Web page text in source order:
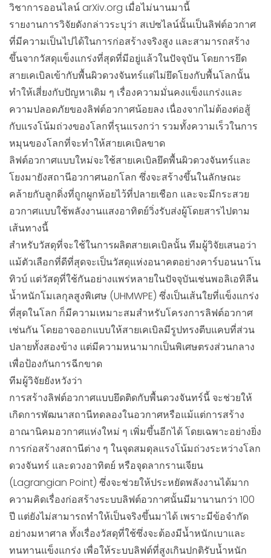
วิชาการออนไลน์ arXiv.org เมื่อไม่นานมานี้
รายงานการวิจัยดังกล่าวระบุว่า สเปซไลน์นั้นเป็นลิฟต์อวกาศ
ที่มีความเป็นไปได้ในการก่อสร้างจริงสูง และสามารถสร้าง
ขึ้นจากวัสดุแข็งแกร่งที่สุดที่มีอยู่แล้วในปัจจุบัน โดยการยึด
สายเคเบิลเข้ากับพื้นผิวดวงจันทร์แต่ไม่ยึดโยงกับพื้นโลกนั้น
ทำให้เสี่ยงกับปัญหาเดิม ๆ เรื่องความมั่นคงแข็งแกร่งและ
ความปลอดภัยของลิฟต์อวกาศน้อยลง เนื่องจากไม่ต้องต่อสู้
กับแรงโน้มถ่วงของโลกที่รุนแรงกว่า รวมทั้งความเร็วในการ
หมุนของโลกที่จะทำให้สายเคเบิลขาด
ลิฟต์อวกาศแบบใหม่จะใช้สายเคเบิลยึดพื้นผิวดวงจันทร์และ
โยงมายังสถานีอวกาศนอกโลก ซึ่งจะสร้างขึ้นในลักษณะ
คล้ายกับลูกดิ่งที่ถูกผูกห้อยไว้ที่ปลายเชือก และจะมีกระสวย
อวกาศแบบใช้พลังงานแสงอาทิตย์วิ่งรับส่งผู้โดยสารไปตาม
เส้นทางนี้
สำหรับวัสดุที่จะใช้ในการผลิตสายเคเบิลนั้น ทีมผู้วิจัยเสนอว่า
แม้ตัวเลือกที่ดีที่สุดจะเป็นวัสดุแห่งอนาคตอย่างคาร์บอนนาโน
ทิวบ์ แต่วัสดุที่ใช้กันอย่างแพร่หลายในปัจจุบันเช่นพอลิเอทิลีน
น้ำหนักโมเลกุลสูงพิเศษ (UHMWPE) ซึ่งเป็นเส้นใยที่แข็งแกร่ง
ที่สุดในโลก ก็มีความเหมาะสมสำหรับโครงการลิฟต์อวกาศ
เช่นกัน โดยอาจออกแบบให้สายเคเบิลมีรูปทรงตีบแคบที่ส่วน
ปลายทั้งสองข้าง แต่มีความหนามากเป็นพิเศษตรงส่วนกลาง
เพื่อป้องกันการฉีกขาด
ทีมผู้วิจัยยังหวังว่า
การสร้างลิฟต์อวกาศแบบยึดติดกับพื้นดวงจันทร์นี้ จะช่วยให้
เกิดการพัฒนาสถานีทดลองในอวกาศหรือแม้แต่การสร้าง
อาณานิคมอวกาศแห่งใหม่ ๆ เพิ่มขึ้นอีกได้ โดยเฉพาะอย่างยิ่ง
การก่อสร้างสถานีต่าง ๆ ในจุดสมดุลแรงโน้มถ่วงระหว่างโลก
ดวงจันทร์ และดวงอาทิตย์ หรือจุดลากรานเจียน
(Lagrangian Point) ซึ่งจะช่วยให้ประหยัดพลังงานได้มาก
ความคิดเรื่องก่อสร้างระบบลิฟต์อวกาศนั้นมีมานานกว่า 100
ปี แต่ยังไม่สามารถทำให้เป็นจริงขึ้นมาได้ เพราะมีข้อจำกัด
อย่างมหาศาล ทั้งเรื่องวัสดุที่ใช้ซึ่งจะต้องมีน้ำหนักเบาและ
ทนทานแข็งแกร่ง เพื่อให้ระบบลิฟต์ที่สูงเกินปกติรับน้ำหนัก